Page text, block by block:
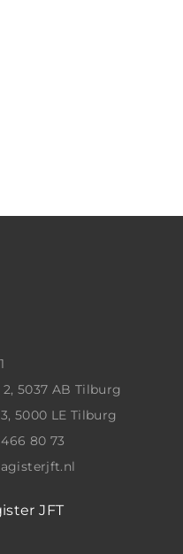
5037 AB Tilburg
5000 LE Tilburg
80 73
JFT